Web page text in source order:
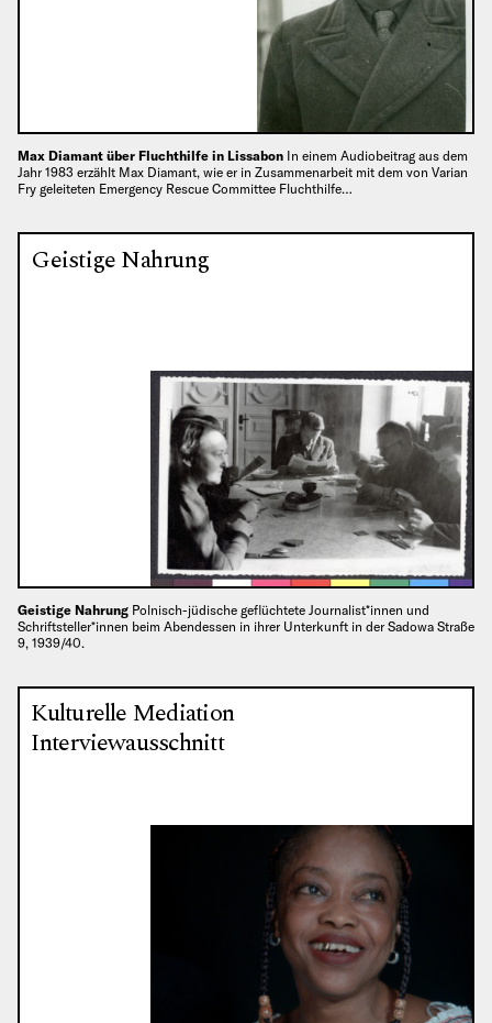
Max Diamant über Fluchthilfe in Lissabon In einem Audiobeitrag aus dem
Jahr 1983 erzählt Max Diamant, wie er in Zusammenarbeit mit dem von Varian
Fry geleiteten Emergency Rescue Committee Fluchthilfe…
Geistige Nahrung
Geistige Nahrung Polnisch-jüdische geflüchtete Journalist*innen und
Schriftsteller*innen beim Abendessen in ihrer Unterkunft in der Sadowa Straße
9, 1939/40.
Kulturelle Mediation
Interviewausschnitt